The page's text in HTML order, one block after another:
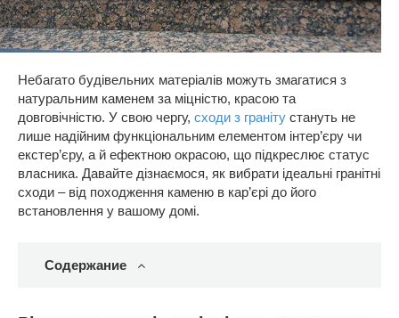
Небагато будівельних матеріалів можуть змагатися з
натуральним каменем за міцністю, красою та
довговічністю. У свою чергу, сходи з граніту стануть не
лише надійним функціональним елементом інтер’єру чи
екстер’єру, а й ефектною окрасою, що підкреслює статус
власника. Давайте дізнаємося, як вибрати ідеальні гранітні
сходи – від походження каменю в кар’єрі до його
встановлення у вашому домі.
Содержание